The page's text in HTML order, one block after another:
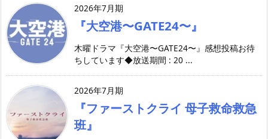
2026年7月期
『大空港〜GATE24〜』
木曜ドラマ『大空港〜GATE24〜』感想投稿お待
ちしています◆放送期間 : 20 ...
2026年7月期
『ファーストクライ 母子救命救急
班』